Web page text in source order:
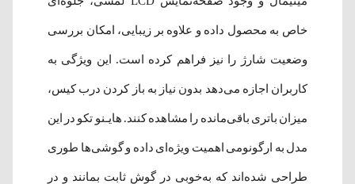
خاص به محصول داده و علاوه بر زیبایی، امکان بررسی
وضعیت شارژ را نیز فراهم کرده است. این ویژگی به
کاربران اجازه می‌دهد بدون نیاز به باز کردن درب کیس،
میزان باتری باقی‌مانده را مشاهده کنند. هایـنو تکو در این
مدل به ارگونومی اهمیت ویژه‌ای داده و گوشی‌ها طوری
طراحی شده‌اند که به‌خوبی در گوش ثابت بمانند و در